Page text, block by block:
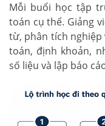
Mỗi buổi học tập
toán cụ thể. Giảng
từ, phân tích nghiệp
toán, định khoản,
số liệu và lập báo